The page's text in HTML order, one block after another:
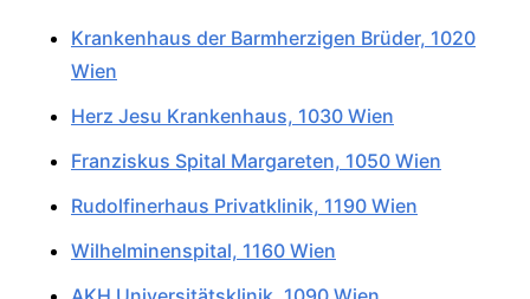
Krankenhaus der Barmherzigen Brüder, 1020
Wien
Herz Jesu Krankenhaus, 1030 Wien
Franziskus Spital Margareten, 1050 Wien
Rudolfinerhaus Privatklinik, 1190 Wien
Wilhelminenspital, 1160 Wien